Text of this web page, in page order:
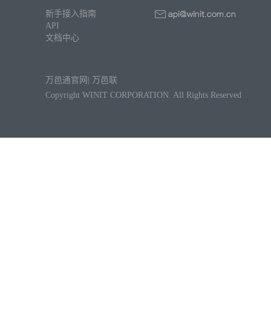
新手接入指南
API
文档中心
万邑通官网
万邑联
Copyright WINIT CORPORATION. All Rights Reserved